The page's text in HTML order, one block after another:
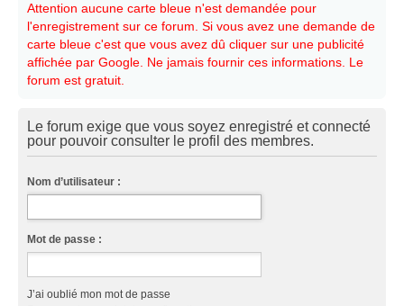
Attention aucune carte bleue n'est demandée pour
l'enregistrement sur ce forum. Si vous avez une demande de
carte bleue c'est que vous avez dû cliquer sur une publicité
affichée par Google. Ne jamais fournir ces informations. Le
forum est gratuit.
Le forum exige que vous soyez enregistré et connecté
pour pouvoir consulter le profil des membres.
Nom d’utilisateur :
Mot de passe :
J’ai oublié mon mot de passe